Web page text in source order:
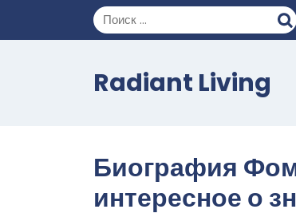
содержимому
Radiant Living
Биография
интересное о